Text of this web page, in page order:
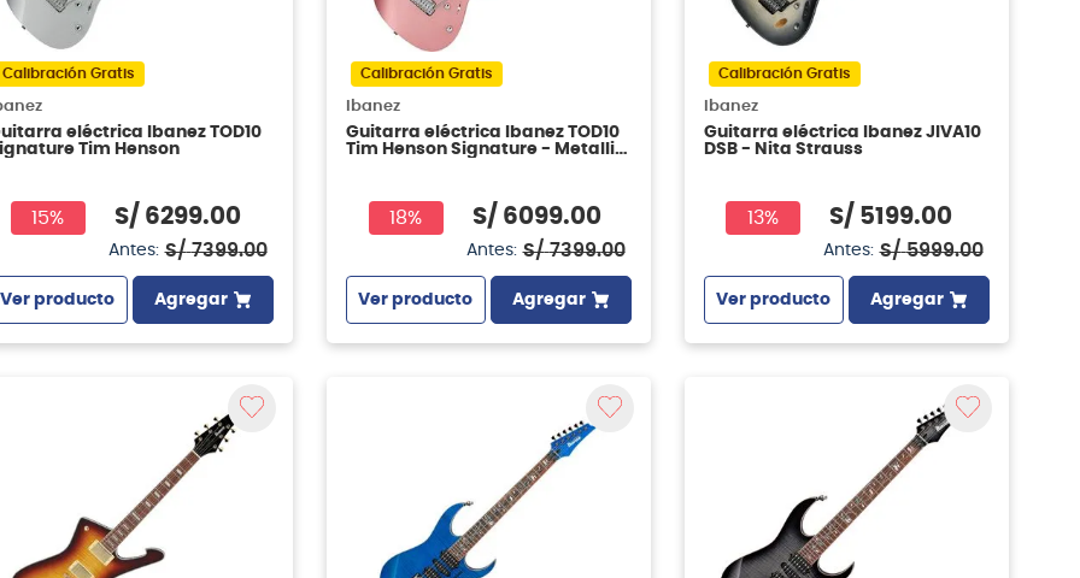
Calibración Gratis
eléctrica Ibanez TOD10
Tim Henson
15% S/ 6299.00
Antes: S/ 7399.00
Ver producto Agregar
Calibración Gratis
Ibanez
Guitarra eléctrica Ibanez TOD10
Tim Henson Signature - Metallic
18% S/ 6099.00
Antes: S/ 7399.00
Ver producto Agregar
Calibración Gratis
Ibanez
Guitarra eléctrica Ibanez JIVA10
DSB - Nita Strauss
13% S/ 5199.00
Antes: S/ 5999.00
Ver producto Agregar